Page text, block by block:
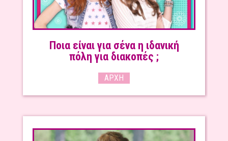
Ποια είναι για σένα η ιδανική
πόλη για διακοπές ;
ΑΡΧΉ